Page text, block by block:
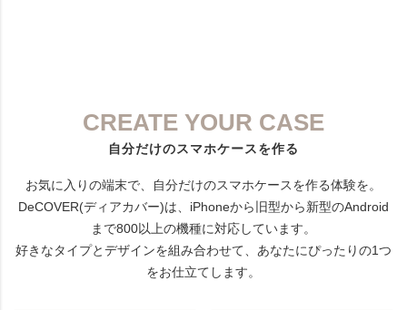
CREATE YOUR CASE
自分だけのスマホケースを作る
お気に入りの端末で、自分だけのスマホケースを作る体験を。
DeCOVER(ディアカバー)は、iPhoneから旧型から新型のAndroid
まで800以上の機種に対応しています。
好きなタイプとデザインを組み合わせて、あなたにぴったりの1つ
をお仕立てします。